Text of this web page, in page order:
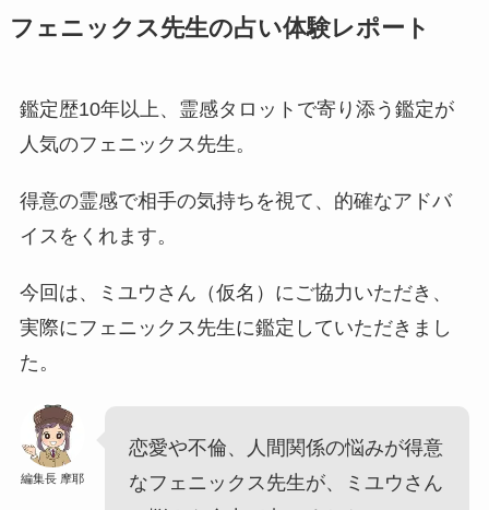
フェニックス先生の占い体験レポート
鑑定歴10年以上、霊感タロットで寄り添う鑑定が
人気のフェニックス先生。
得意の霊感で相手の気持ちを視て、的確なアドバ
イスをくれます。
今回は、ミユウさん（仮名）にご協力いただき、
実際にフェニックス先生に鑑定していただきまし
た。
編集長 摩耶
恋愛や不倫、人間関係の悩みが得意
なフェニックス先生が、ミユウさん